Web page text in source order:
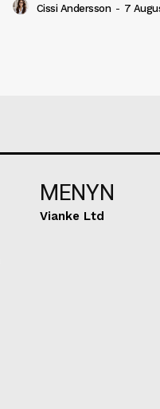
Cissi Andersson - 7
MENYN
Vianke Ltd